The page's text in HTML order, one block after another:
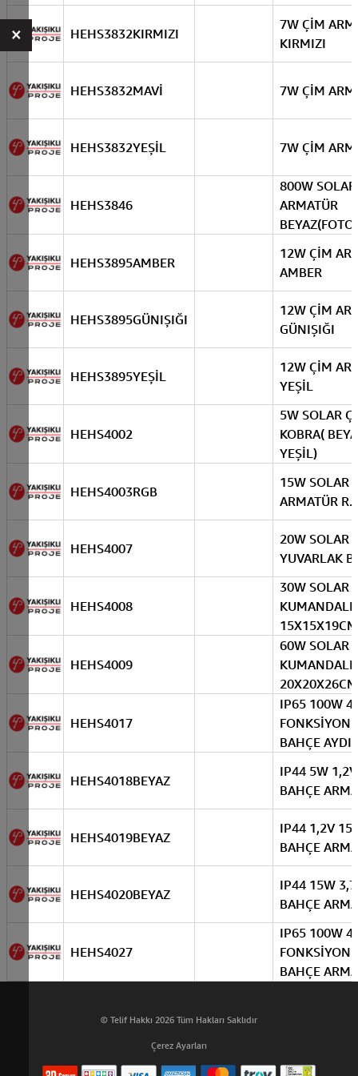
HEHS3832KIRMIZI
7W ÇİM
KIRMIZI
HEHS3832MAVİ 7W ÇİM
HEHS3832YEŞİL 7W ÇİM
HEHS3846
800W
ARMATÜR
HEHS3895AMBER
12W ÇİM
AMBER
HEHS3895GÜNIŞIĞI
12W ÇİM
GÜNIŞIĞI
HEHS3895YEŞİL
12W ÇİM
YEŞİL
HEHS4002
5W SOLAR
KOBRA(
YEŞİL)
HEHS4003RGB
15W SOLAR
HEHS4007
20W SOLAR
YUVARLAK
HEHS4008
30W SOLAR
KUMANDALI
15X15X19CM
HEHS4009
60W SOLAR
KUMANDALI
20X20X26CM
HEHS4017
IP65 100W
BAHÇE
HEHS4018BEYAZ
IP44 5W
BAHÇE
HEHS4019BEYAZ
IP44 1,2V
BAHÇE
HEHS4020BEYAZ
IP44 15W
BAHÇE
HEHS4027
IP65 100W 4
BAHÇE
© Telif Hakkı 2026 Tüm Hakları Saklıdır
Çerez Ayarları
×